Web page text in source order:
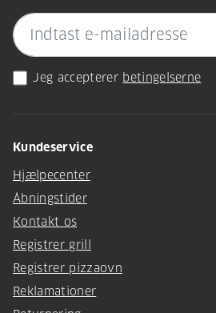
Jeg accepterer betingelserne
Kundeservice
Hjælpecenter
Åbningstider
Kontakt os
Registrer grill
Registrer pizzaovn
Reklamationer